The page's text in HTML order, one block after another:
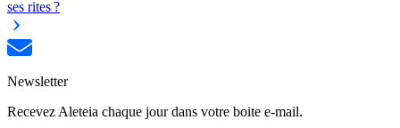
ses rites ?
Newsletter
Recevez Aleteia chaque jour dans votre boite e-mail.